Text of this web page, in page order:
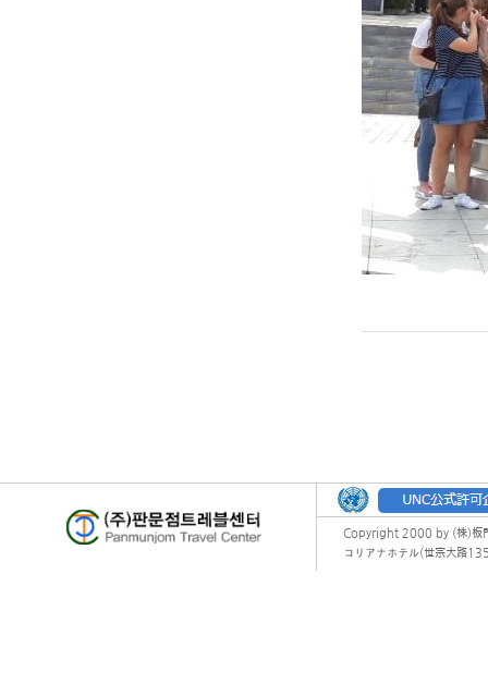
Copyright 2000 by (株)板
コリアナホテル(世宗大路